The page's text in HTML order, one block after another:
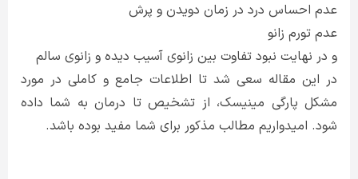
عدم احساس درد در زمان دویدن و پرش
عدم تورم زانو
و در نهایت نبود تفاوت بین زانوی آسیب دیده و زانوی سالم
در این مقاله سعی شد تا اطلاعات جامع و کاملی در مورد
مشکل پارگی مینیسک، از تشخیص تا درمان به شما داده
شود. امیدواریم مطالب مذکور برای شما مفید بوده باشد.